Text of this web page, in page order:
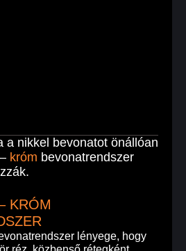
a nikkel bevonatot önállóan
– króm bevonatrendszer
KRÓM
lényege, hogy